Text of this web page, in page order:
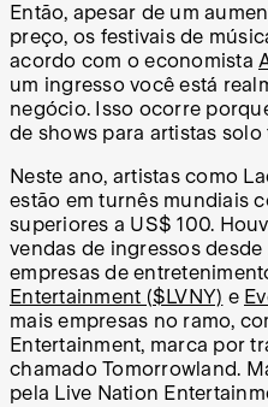
Então, apesar de um
preço, os festivais de
acordo com o economista
um ingresso você está
negócio. Isso ocorre
de shows para artistas
Neste ano, artistas como
estão em turnês mundiais
superiores a US$ 100.
vendas de ingressos
empresas de
Entertainment ($LVNY) e
mais empresas no ramo,
Entertainment, marca por
chamado Tomorrowland.
pela Live Nation